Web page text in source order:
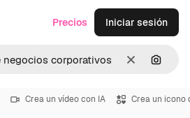
Borrar
Precios Iniciar sesión
Crea un vídeo con IA Crea un icono